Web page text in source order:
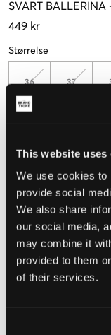
This website uses
We use cookies to
provide social
We also share
our social media,
may combine it
provided to them
of their services.
SVART BALLERINA
449 kr
Størrelse
36 37
Opplevd størrelse
Liten
VELG